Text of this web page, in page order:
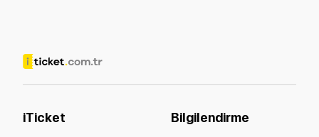
iTicket Bilgilendirme